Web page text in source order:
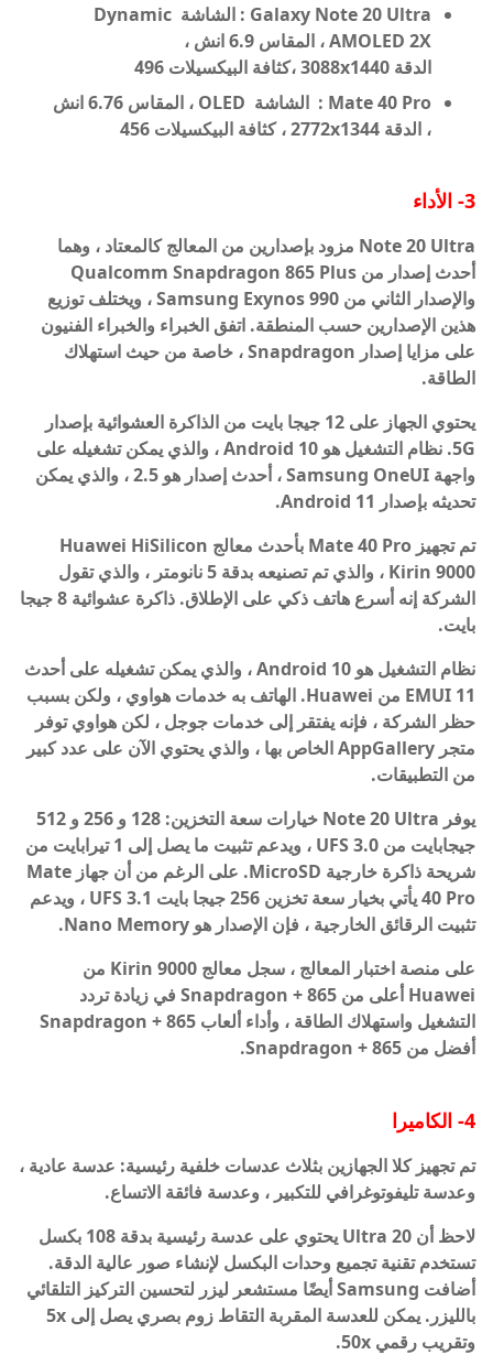
Galaxy Note 20 Ultra : الشاشة
Dynamic
AMOLED 2X ، المقاس
6.9 انش ،
الدقة
3088x1440 ، كثافة البيكسيلات 496
Mate 40 Pro :
الشاشة OLED ، المقاس 6.76انش
، الدقة
2772x1344 ،كثافة البيكسيلات 456
3- الأداء
Note 20 Ultra مزود بإصدارين من المعالج كالمعتاد ، وهما
أحدث إصدار من Qualcomm Snapdragon 865 Plus
والإصدار الثاني من Samsung Exynos 990 ، ويختلف توزيع
هذين الإصدارين حسب المنطقة. اتفق الخبراء والخبراء الفنيون
على مزايا إصدار Snapdragon ، خاصة من حيث استهلاك
الطاقة.
يحتوي الجهاز على 12 جيجا بايت من الذاكرة العشوائية بإصدار
5G. نظام التشغيل هو Android 10 ، والذي يمكن تشغيله على
واجهة Samsung OneUI ، أحدث إصدار هو 2.5 ، والذي يمكن
تحديثه بإصدار Android 11.
تم تجهيز Mate 40 Pro بأحدث معالج Huawei HiSilicon
Kirin 9000 ، والذي تم تصنيعه بدقة 5 نانومتر ، والذي تقول
الشركة إنه أسرع هاتف ذكي على الإطلاق. ذاكرة عشوائية 8 جيجا
بايت.
نظام التشغيل هو Android 10 ، والذي يمكن تشغيله على أحدث
EMUI 11 من Huawei. الهاتف به خدمات هواوي ، ولكن بسبب
حظر الشركة ، فإنه يفتقر إلى خدمات جوجل ، لكن هواوي توفر
متجر AppGallery الخاص بها ، والذي يحتوي الآن على عدد كبير
من التطبيقات.
يوفر Note 20 Ultra خيارات سعة التخزين: 128 و 256 و 512
جيجابايت من UFS 3.0 ، ويدعم تثبيت ما يصل إلى 1 تيرابايت من
شريحة ذاكرة خارجية MicroSD. على الرغم من أن جهاز Mate
40 Pro يأتي بخيار سعة تخزين 256 جيجا بايت UFS 3.1 ، ويدعم
تثبيت الرقائق الخارجية ، فإن الإصدار هو Nano Memory.
على منصة اختبار المعالج ، سجل معالج Kirin 9000 من
Huawei أعلى من Snapdragon + 865 في زيادة تردد
التشغيل واستهلاك الطاقة ، وأداء ألعاب Snapdragon + 865
أفضل من Snapdragon + 865.
4- الكاميرا
تم تجهيز كلا الجهازين بثلاث عدسات خلفية رئيسية: عدسة عادية ،
وعدسة تليفوتوغرافي للتكبير ، وعدسة فائقة الاتساع.
لاحظ أن 20 Ultra يحتوي على عدسة رئيسية بدقة 108 بكسل
تستخدم تقنية تجميع وحدات البكسل لإنشاء صور عالية الدقة.
أضافت Samsung أيضًا مستشعر ليزر لتحسين التركيز التلقائي
بالليزر. يمكن للعدسة المقربة التقاط زوم بصري يصل إلى 5x
وتقريب رقمي 50x.